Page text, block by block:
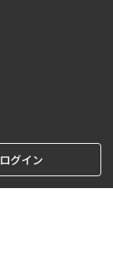
ログイン